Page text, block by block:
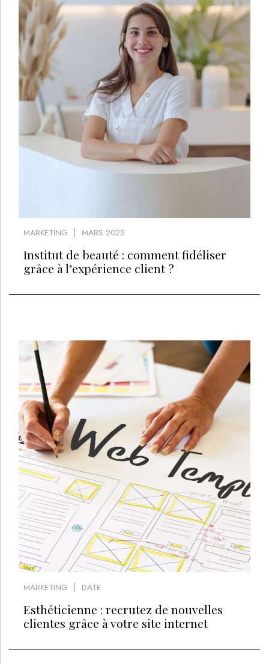
MARKETING MARS 2025
Institut de beauté : comment fidéliser
grâce à l’expérience client ?
MARKETING DATE
Esthéticienne : recrutez de nouvelles
clientes grâce à votre site internet